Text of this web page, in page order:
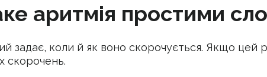
аритмія простими
задає, коли й як воно скорочується. Якщо
скорочень.